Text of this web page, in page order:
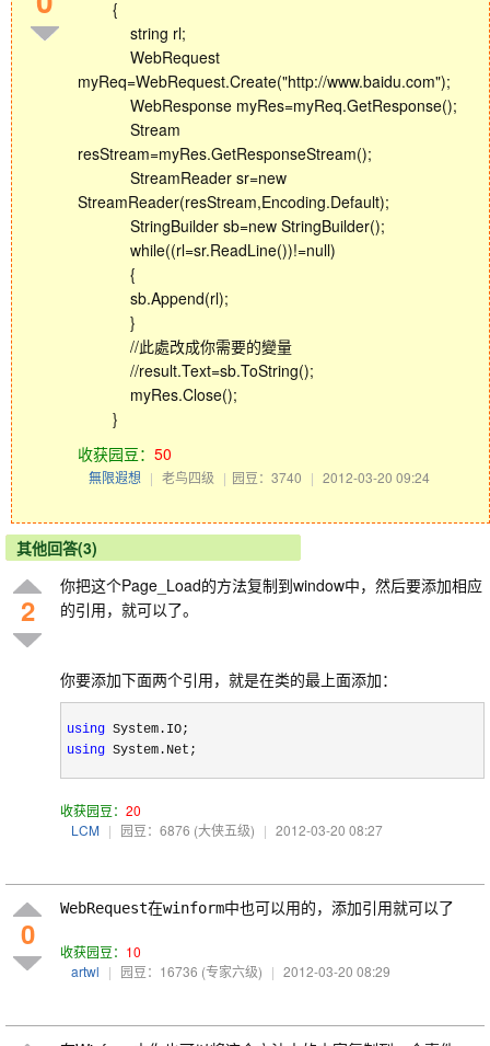
{
string rl;
WebRequest
myReq=WebRequest.Create("http://www.baidu.com");
WebResponse myRes=myReq.GetResponse();
Stream
resStream=myRes.GetResponseStream();
StreamReader sr=new
StreamReader(resStream,Encoding.Default);
StringBuilder sb=new StringBuilder();
while((rl=sr.ReadLine())!=null)
{
sb.Append(rl);
}
//此處改成你需要的變量
//result.Text=sb.ToString();
myRes.Close();
}
收获园豆： 50
無限遐想 | 老鸟四级 | 园豆：3740 | 2012-03-20 09:24
其他回答(3)
2
你把这个Page_Load的方法复制到window中，然后要添加相应
的引用，就可以了。
你要添加下面两个引用，就是在类的最上面添加：
using System.IO;
using System.Net;
收获园豆： 20
LCM | 园豆：6876 (大侠五级) | 2012-03-20 08:27
0
WebRequest在winform中也可以用的，添加引用就可以了
收获园豆： 10
artwl | 园豆：16736 (专家六级) | 2012-03-20 08:29